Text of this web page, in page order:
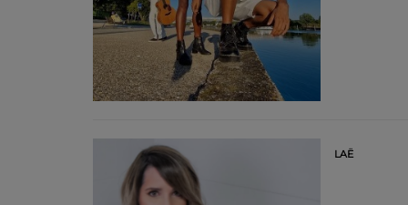
LAË